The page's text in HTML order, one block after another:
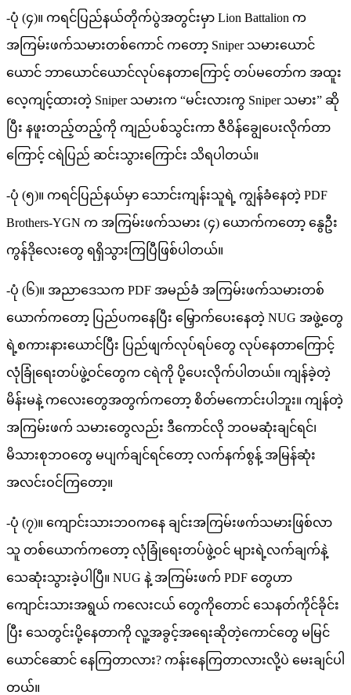
-ပုံ (၄)။ ကရင်ပြည်နယ်တိုက်ပွဲအတွင်းမှာ Lion Battalion က
အကြမ်းဖက်သမားတစ်ကောင် ကတော့ Sniper သမားယောင်
ယောင် ဘာယောင်ယောင်လုပ်နေတာကြောင့် တပ်မတော်က အထူး
လေ့ကျင့်ထားတဲ့ Sniper သမားက “မင်းလားကွ Sniper သမား” ဆို
ပြီး နဖူးတည့်တည့်ကို ကျည်ပစ်သွင်းကာ ဇီဝိန်ချွေပေးလိုက်တာ
ကြောင့် ငရဲပြည် ဆင်းသွားကြောင်း သိရပါတယ်။
-ပုံ (၅)။ ကရင်ပြည်နယ်မှာ သောင်းကျန်းသူရဲ့ ကျွန်ခံနေတဲ့ PDF
Brothers-YGN က အကြမ်းဖက်သမား (၄) ယောက်ကတော့ နွေဦး
ကွန်ဒိုလေးတွေ ရရှိသွားကြပြီဖြစ်ပါတယ်။
-ပုံ (၆)။ အညာဒေသက PDF အမည်ခံ အကြမ်းဖက်သမားတစ်
ယောက်ကတော့ ပြည်ပကနေပြီး မြှောက်ပေးနေတဲ့ NUG အဖွဲ့တွေ
ရဲ့စကားနားယောင်ပြီး ပြည်ဖျက်လုပ်ရပ်တွေ လုပ်နေတာကြောင့်
လုံခြုံရေးတပ်ဖွဲ့ဝင်တွေက ငရဲကို ပို့ပေးလိုက်ပါတယ်။ ကျန်ခဲ့တဲ့
မိန်းမနဲ့ ကလေးတွေအတွက်ကတော့ စိတ်မကောင်းပါဘူး။ ကျန်တဲ့
အကြမ်းဖက် သမားတွေလည်း ဒီကောင်လို ဘဝမဆုံးချင်ရင်၊
မိသားစုဘဝတွေ မပျက်ချင်ရင်တော့ လက်နက်စွန့် အမြန်ဆုံး
အလင်းဝင်ကြတော့။
-ပုံ (၇)။ ကျောင်းသားဘဝကနေ ချင်းအကြမ်းဖက်သမားဖြစ်လာ
သူ တစ်ယောက်ကတော့ လုံခြုံရေးတပ်ဖွဲ့ဝင် များရဲ့လက်ချက်နဲ့
သေဆုံးသွားခဲ့ပါပြီ။ NUG နဲ့ အကြမ်းဖက် PDF တွေဟာ
ကျောင်းသားအရွယ် ကလေးငယ် တွေကိုတောင် သေနတ်ကိုင်ခိုင်း
ပြီး သေတွင်းပို့နေတာကို လူ့အခွင့်အရေးဆိုတဲ့ကောင်တွေ မမြင်
ယောင်ဆောင် နေကြတာလား? ကန်းနေကြတာလားလို့ပဲ မေးချင်ပါ
တယ်။